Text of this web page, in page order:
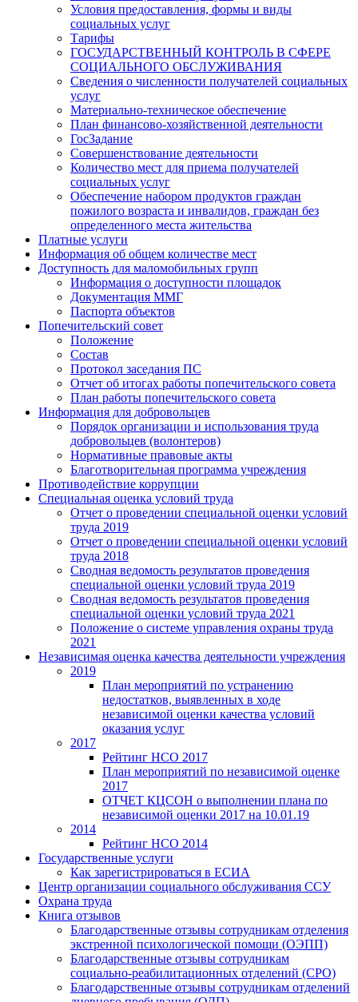
Условия предоставления, формы и виды
социальных услуг
Тарифы
ГОСУДАРСТВЕННЫЙ КОНТРОЛЬ В СФЕРЕ
СОЦИАЛЬНОГО ОБСЛУЖИВАНИЯ
Сведения о численности получателей социальных
услуг
Материально-техническое обеспечение
План финансово-хозяйственной деятельности
ГосЗадание
Совершенствование деятельности
Количество мест для приема получателей
социальных услуг
Обеспечение набором продуктов граждан
пожилого возраста и инвалидов, граждан без
определенного места жительства
Платные услуги
Информация об общем количестве мест
Доступность для маломобильных групп
Информация о доступности площадок
Документация ММГ
Паспорта объектов
Попечительский совет
Положение
Состав
Протокол заседания ПС
Отчет об итогах работы попечительского совета
План работы попечительского совета
Информация для добровольцев
Порядок организации и использования труда
добровольцев (волонтеров)
Нормативные правовые акты
Благотворительная программа учреждения
Противодействие коррупции
Специальная оценка условий труда
Отчет о проведении специальной оценки условий
труда 2019
Отчет о проведении специальной оценки условий
труда 2018
Сводная ведомость результатов проведения
специальной оценки условий труда 2019
Сводная ведомость результатов проведения
специальной оценки условий труда 2021
Положение о системе управления охраны труда
2021
Независимая оценка качества деятельности учреждения
2019
План мероприятий по устранению
недостатков, выявленных в ходе
независимой оценки качества условий
оказания услуг
2017
Рейтинг НСО 2017
План мероприятий по независимой оценке
2017
ОТЧЕТ КЦСОН о выполнении плана по
независимой оценки 2017 на 10.01.19
2014
Рейтинг НСО 2014
Государственные услуги
Как зарегистрироваться в ЕСИА
Центр организации социального обслуживания ССУ
Охрана труда
Книга отзывов
Благодарственные отзывы сотрудникам отделения
экстренной психологической помощи (ОЭПП)
Благодарственные отзывы сотрудникам
социально-реабилитационных отделений (СРО)
Благодарственные отзывы сотрудникам отделений